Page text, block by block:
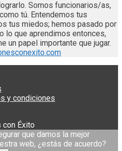
Somos funcionarios/as,
tú. Entendemos tus
tus miedos; hemos pasado por
lo que aprendimos entonces,
un papel importante que jugar.
y condiciones
Éxito
que damos la mejor
web, ¿estás de acuerdo?